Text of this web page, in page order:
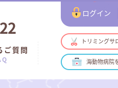
ご質問
ログイン
トリミングサ
海動物病院